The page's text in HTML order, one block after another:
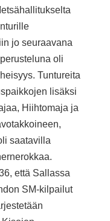
jo seuraavana
oli
Tuntureita
lisäksi
Hiihtomaja ja
saatavilla
että Sallassa
SM-kilpailut